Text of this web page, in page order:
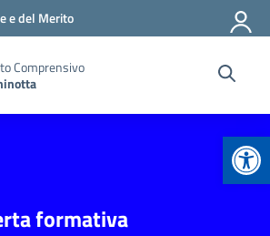
e del Merito
Comprensivo
formativa